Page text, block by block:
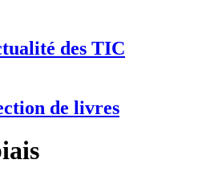
des TIC
de livres